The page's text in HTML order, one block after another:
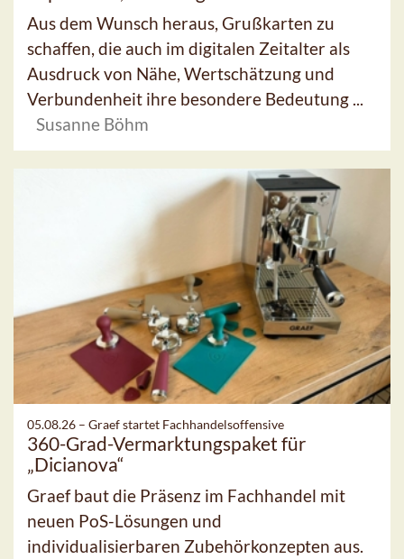
Aus dem Wunsch heraus, Grußkarten zu
schaffen, die auch im digitalen Zeitalter als
Ausdruck von Nähe, Wertschätzung und
Verbundenheit ihre besondere Bedeutung ...
Susanne Böhm
05.08.26 – Graef startet Fachhandelsoffensive
360-Grad-Vermarktungspaket für
„Dicianova“
Graef baut die Präsenz im Fachhandel mit
neuen PoS-Lösungen und
individualisierbaren Zubehörkonzepten aus.